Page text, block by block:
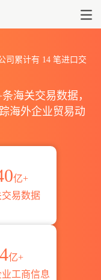
司累计有 14笔进口交
海关交易数据，
海外企业贸易动
亿+
交易数据
4亿+
工商信息